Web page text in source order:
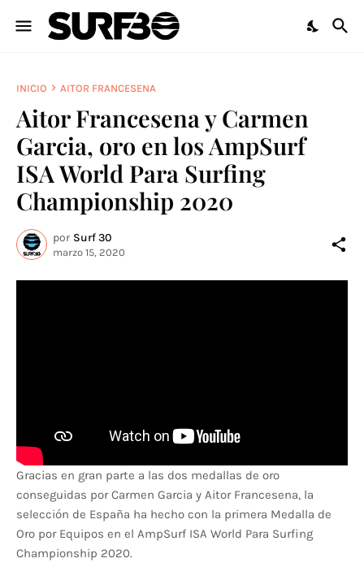
INICIO AITOR FRANCESENA
Aitor Francesena y Carmen
Garcia, oro en los AmpSurf
ISA World Para Surfing
Championship 2020
por Surf 30
marzo 15, 2020
Gracias en gran parte a las dos medallas de oro
conseguidas por Carmen Garcia y Aitor Francesena, la
selección de España ha hecho con la primera Medalla de
Oro por Equipos en el AmpSurf ISA World Para Surfing
Championship 2020.